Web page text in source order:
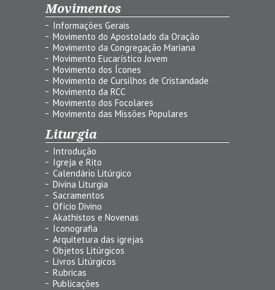
Movimentos
Informações Gerais
Movimento do Apostolado da Oração
Movimento da Congregação Mariana
Movimento Eucarístico Jovem
Movimento dos Ícones
Movimento de Cursilhos de Cristandade
Movimento da RCC
Movimento dos Focolares
Movimento das Missões Populares
Liturgia
Introdução
Igreja e Rito
Calendário Litúrgico
Divina Liturgia
Sacramentos
Ofício Divino
Akathistos e Novenas
Iconografia
Arquitetura das igrejas
Objetos Litúrgicos
Livros Litúrgicos
Rubricas
Publicações